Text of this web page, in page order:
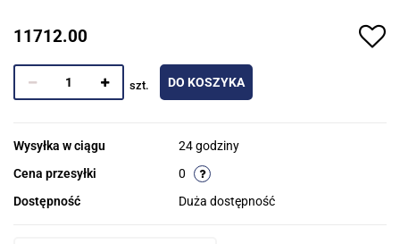
11712.00
szt. DO KOSZYKA
Wysyłka w ciągu
24 godziny
Cena przesyłki
0
Dostępność
Duża dostępność